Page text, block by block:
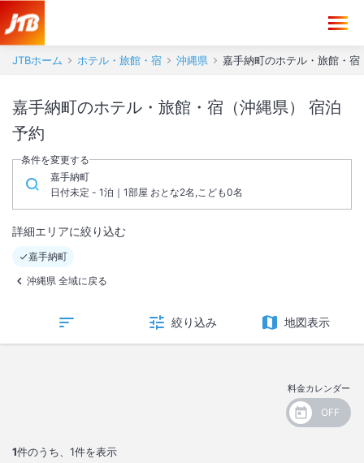
JTBホーム ホテル・旅館・宿 沖縄県 嘉手納町のホテル・旅館・宿
嘉手納町のホテル・旅館・宿（沖縄県） 宿泊
予約
条件を変更する
嘉手納町
日付未定 - 1泊｜1部屋 おとな2名,こども0名
詳細エリアに絞り込む
嘉手納町
沖縄県 全域に戻る
絞り込み 地図表示
料金カレンダー
1件のうち、 1件を表示